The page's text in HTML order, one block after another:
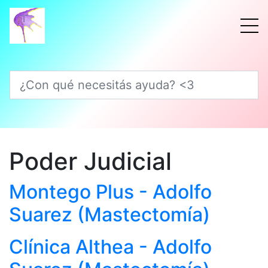
¿Con qué necesitás ayuda? <3
Poder Judicial
Montego Plus - Adolfo
Suarez (Mastectomía)
Clínica Althea - Adolfo